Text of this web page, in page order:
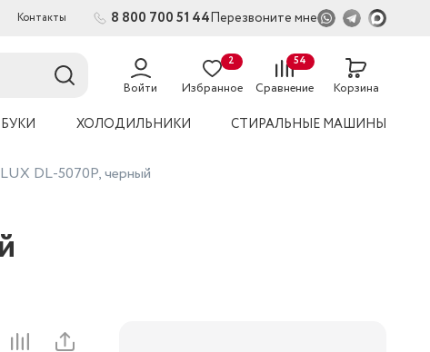
Контакты 8 800 700 51 44Перезвоните мне
Войти Избранное
2
Сравнение
54
Корзина
ХОЛОДИЛЬНИКИ СТИРАЛЬНЫЕ МАШИНЫ
DL-5070Р, черный